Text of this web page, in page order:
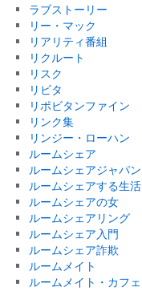
ラブストーリー
リー・マック
リアリティ番組
リクルート
リスク
リビタ
リポビタンファイン
リンク集
リンジー・ローハン
ルームシェア
ルームシェアジャパン
ルームシェアする生活
ルームシェアの女
ルームシェアリング
ルームシェア入門
ルームシェア詐欺
ルームメイト
ルームメイト・カフェ